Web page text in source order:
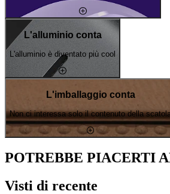
L'alluminio conta
L'alluminio è diventato più cool
L'imballaggio conta
Non ci interessa solo il contenuto della
POTREBBE PIACERTI
Visti di recente